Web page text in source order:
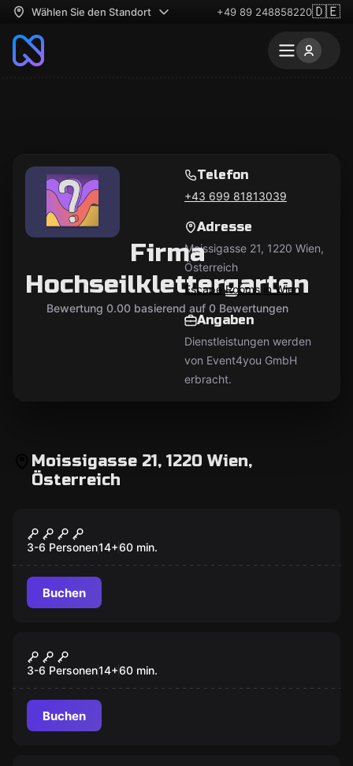
Wählen Sie den Standort +49 89 248858220🇩🇪
Firma
Hochseilklettergarten
Bewertung 0.00 basierend auf 0 Bewertungen
Telefon
+43 699 81813039
Adresse
Moissigasse 21, 1220 Wien,
Österreich
Escape Rooms in Wien
Angaben
Dienstleistungen werden
von Event4you GmbH
erbracht.
Moissigasse 21, 1220 Wien,
Österreich
Der Stamm Der Kannibalen
3-6 Personen14+60 min.
Buchen
Die Verlassene Ausgrabungsstätte
3-6 Personen14+60 min.
Buchen